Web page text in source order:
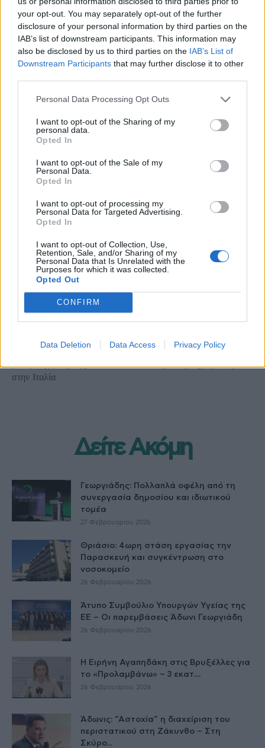
your opt-out. You may separately opt-out of the further
disclosure of your personal information by third parties on the
IAB’s list of downstream participants. This information may
also be disclosed by us to third parties on the IAB’s List of
Downstream Participants that may further disclose it to other
Personal Data Processing Opt Outs
I want to opt-out of the Sharing of my
personal data.
Opted In
I want to opt-out of the Sale of my
Personal Data.
Opted In
I want to opt-out of processing my
Personal Data for Targeted Advertising.
Opted In
I want to opt-out of Collection, Use,
Retention, Sale, and/or Sharing of my
Personal Data that Is Unrelated with the
Purposes for which it was collected.
Opted Out
CONFIRM
Data Deletion Data Access Privacy Policy
Προηγούμενο άρθρο
Επείγουσα αεροδιακομιδή
από ΕΚΑΒ και ΓΕΑ για
μεταμόσχευση 13χρονου
στην Ιταλία
Επόμενο άρθρο
O Δημήτρης και τα στοιχεία,
οι γκρίνιες για τις συνδρομές
και η νέα μπηχτή Ολύμπιου
Δείτε Ακόμη
Γεωργιάδης: Πολλαπλά οφέλη από τη
συνεργασία δημοσίου και ιδιωτικού
τομέα
27 Φεβρουαρίου 2026
Θριάσιο: 4ωρη στάση εργασίας την
Παρασκευή και συγκέντρωση στο
νοσοκομείο
26 Φεβρουαρίου 2026
Άτυπο Συμβούλιο Υπουργών Υγείας της
ΕE – Οι παρεμβάσεις Άδωνι Γεωργιάδη
26 Φεβρουαρίου 2026
Η Ειρήνη Αγαπηδάκη στις Βρυξέλλες για
το «Προλαμβάνω» – 3 εκατ....
26 Φεβρουαρίου 2026
Άδωνις: “Αστοχία” η διαχείριση του
περιστατικού στη Ζάκυνθο – Στη
Σκύρο...